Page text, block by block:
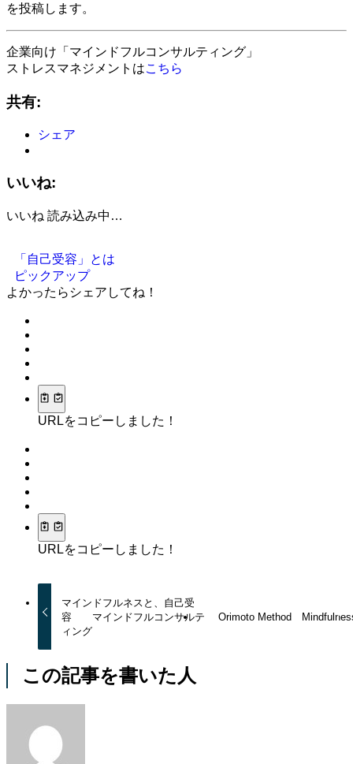
を投稿します。
企業向け「マインドフルコンサルティング」
ストレスマネジメントはこちら
共有:
シェア
いいね:
いいね 読み込み中…
「自己受容」とは
ピックアップ
よかったらシェアしてね！
URLをコピーしました！
URLをコピーしました！
マインドフルネスと、自己受
容 マインドフルコンサルテ
ィング
Orimoto Method
この記事を書いた人